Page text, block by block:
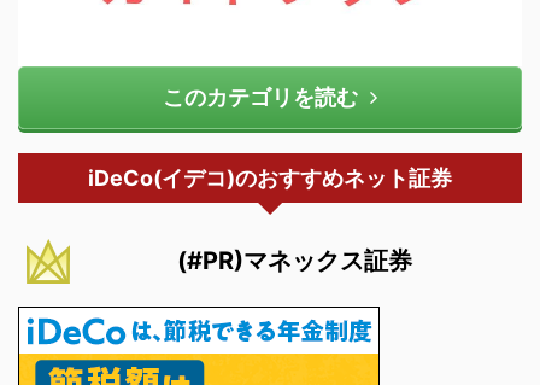
このカテゴリを読む
iDeCo(イデコ)のおすすめネット証券
(#PR)マネックス証券